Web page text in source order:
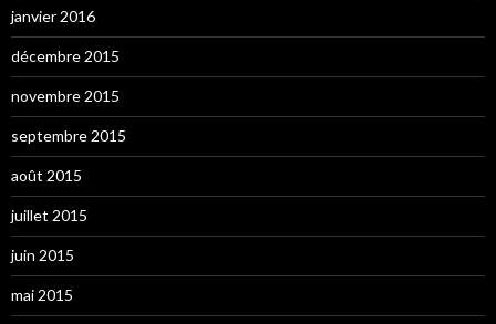
janvier 2016
décembre 2015
novembre 2015
septembre 2015
août 2015
juillet 2015
juin 2015
mai 2015